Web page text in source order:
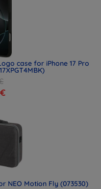
case for iPhone 17 Pro
NEO Motion Fly (073530)